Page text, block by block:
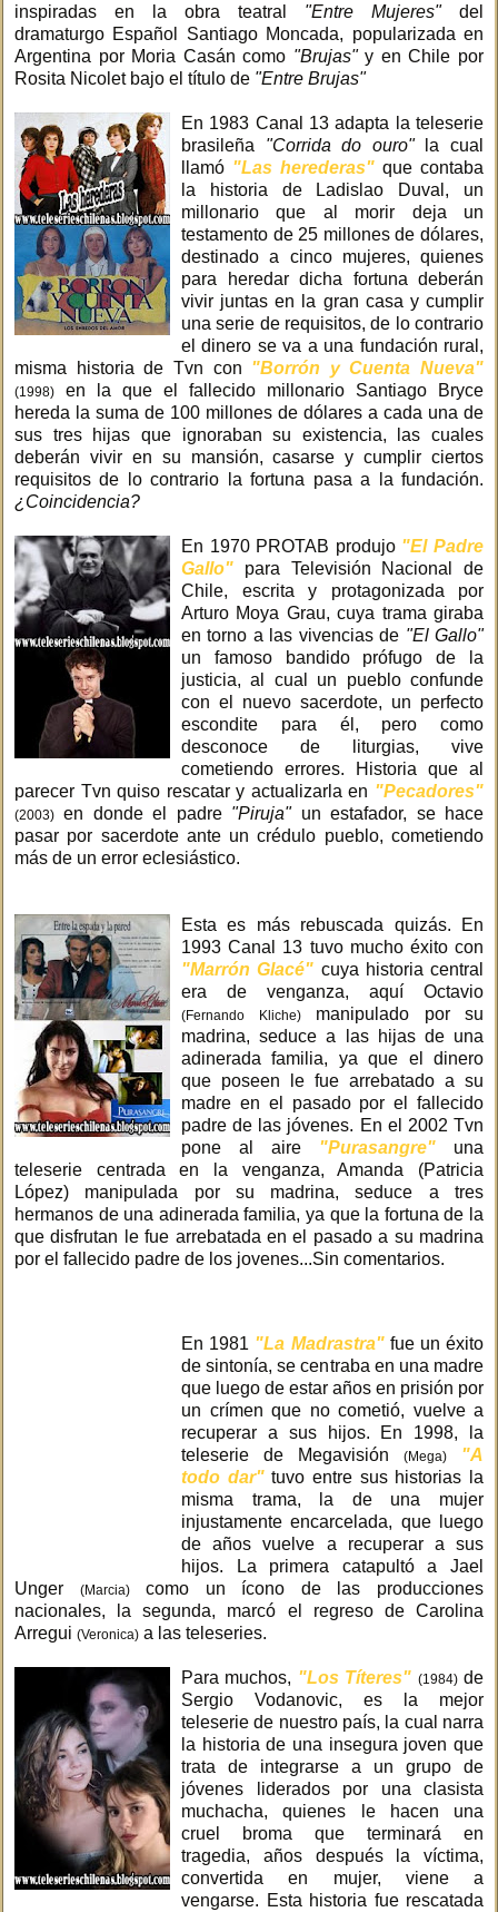
inspiradas en la obra teatral "Entre Mujeres"del
dramaturgo Español Santiago Moncada, popularizada en
Argentina por Moria Casán como "Brujas"y en Chile por
Rosita Nicolet bajo el título de "Entre Brujas"
En 1983 Canal 13 adapta la teleserie
brasileña "Corrida do ouro"la cual
llamó "Las herederas" que contaba
la historia de Ladislao Duval, un
millonario que al morir deja un
testamento de 25 millones de dólares,
destinado a cinco mujeres, quienes
para heredar dicha fortuna deberán
vivir juntas en la gran casa y cumplir
una serie de requisitos, de lo contrario
el dinero se va a una fundación rural,
misma historia de Tvn con "Borrón y Cuenta Nueva"
(1998)
en la que el fallecido millonario Santiago Bryce
hereda la suma de 100 millones de dólares a cada una de
sus tres hijas que ignoraban su existencia, las cuales
deberán vivir en su mansión, casarse y cumplir ciertos
requisitos de lo contrario la fortuna pasa a la fundación.
¿Coincidencia?
En 1970 PROTAB produjo "El Padre
Gallo" para Televisión Nacional de
Chile, escrita y protagonizada por
Arturo Moya Grau, cuya trama giraba
en torno a las vivencias de "El Gallo"
un famoso bandido prófugo de la
justicia, al cual un pueblo confunde
con el nuevo sacerdote, un perfecto
escondite para él, pero como
desconoce de liturgias, vive
cometiendo errores. Historia que al
parecer Tvn quiso rescatar y actualizarla en "Pecadores"
(2003) en donde el padre "Piruja"un estafador, se hace
pasar por sacerdote ante un crédulo pueblo, cometiendo
más de un error eclesiástico.
Esta es más rebuscada quizás. En
1993 Canal 13 tuvo mucho éxito con
"Marrón Glacé" cuya historia central
era de venganza, aquí Octavio
(Fernando Kliche)manipulado por su
madrina, seduce a las hijas de una
adinerada familia, ya que el dinero
que poseen le fue arrebatado a su
madre en el pasado por el fallecido
padre de las jóvenes. En el 2002 Tvn
pone al aire "Purasangre" una
teleserie centrada en la venganza, Amanda (Patricia
López) manipulada por su madrina, seduce a tres
hermanos de una adinerada familia, ya que la fortuna de la
que disfrutan le fue arrebatada en el pasado a su madrina
por el fallecido padre de los jovenes...Sin comentarios.
En 1981 "La Madrastra"fue un éxito
de sintonía, se centraba en una madre
que luego de estar años en prisión por
un crímen que no cometió, vuelve a
recuperar a sus hijos. En 1998, la
teleserie de Megavisión
(Mega)
"A
todo dar"tuvo entre sus historias la
misma trama, la de una mujer
injustamente encarcelada, que luego
de años vuelve a recuperar a sus
hijos. La primera catapultó a Jael
Unger
(Marcia)como un ícono de las producciones
nacionales, la segunda, marcó el regreso de Carolina
Arregui (Veronica) a las teleseries.
Para muchos, "Los Títeres" (1984)de
Sergio Vodanovic, es la mejor
teleserie de nuestro país, la cual narra
la historia de una insegura joven que
trata de integrarse a un grupo de
jóvenes liderados por una clasista
muchacha, quienes le hacen una
cruel broma que terminará en
tragedia, años después la víctima,
convertida en mujer, viene a
vengarse. Esta historia fue rescatada